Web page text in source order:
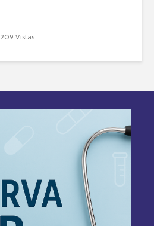
209 Vistas